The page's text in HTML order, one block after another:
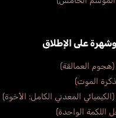
وشهرة على الإطلاق